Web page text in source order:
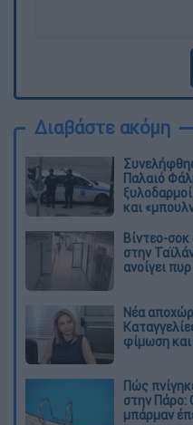
Διαβάστε ακόμη
Παλαιό
και
Βίντεο-σοκ
στην
ανοίγει
Νέα
φίμωση
Πώς
στην Πάρο:
μπάρμαν